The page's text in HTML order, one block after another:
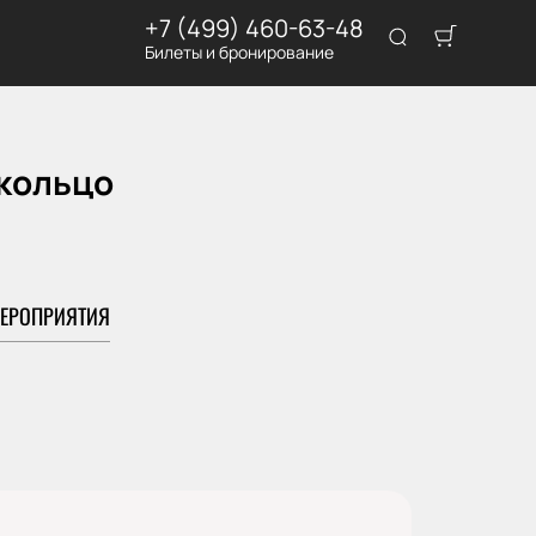
+7 (499) 460-63-48
Билеты и бронирование